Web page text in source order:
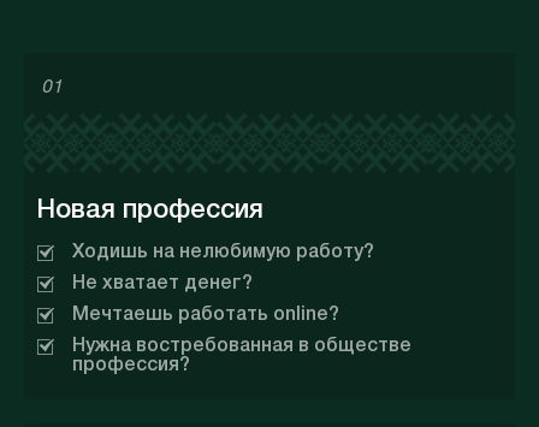
01
Новая профессия
Ходишь на нелюбимую работу?
Не хватает денег?
Мечтаешь работать online?
Нужна востребованная в обществе
профессия?